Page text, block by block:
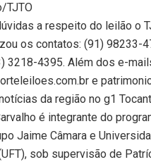
TJTO
a respeito do leilão o
os contatos: (91) 98233-
3218-4395. Além dos e-
e
da região no g1
é integrante do
Jaime Câmara e
sob supervisão de